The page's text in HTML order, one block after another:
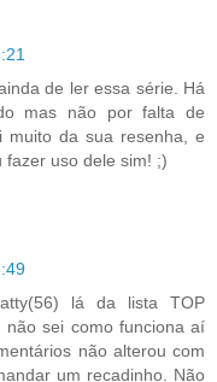
de ler essa série. Há
mas não por falta de
muito da sua resenha, e
fazer uso dele sim! ;)
lá da lista TOP
não sei como funciona aí
não alterou com
um recadinho. Não